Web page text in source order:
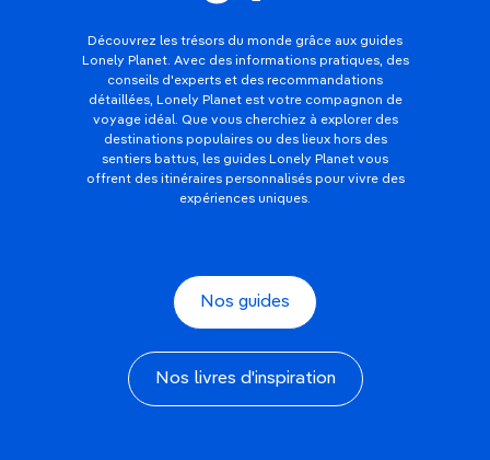
Découvrez les trésors du monde grâce aux guides
Lonely Planet. Avec des informations pratiques, des
conseils d'experts et des recommandations
détaillées, Lonely Planet est votre compagnon de
voyage idéal. Que vous cherchiez à explorer des
destinations populaires ou des lieux hors des
sentiers battus, les guides Lonely Planet vous
offrent des itinéraires personnalisés pour vivre des
expériences uniques.
Nos guides
Nos livres d'inspiration